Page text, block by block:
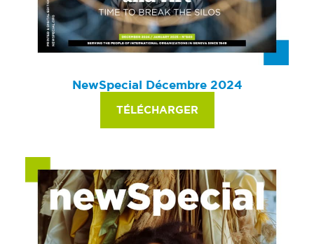
NewSpecial Décembre 2024
TÉLÉCHARGER